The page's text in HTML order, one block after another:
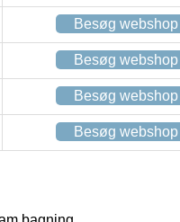
Besøg webshop
Besøg webshop
Besøg webshop
Besøg webshop